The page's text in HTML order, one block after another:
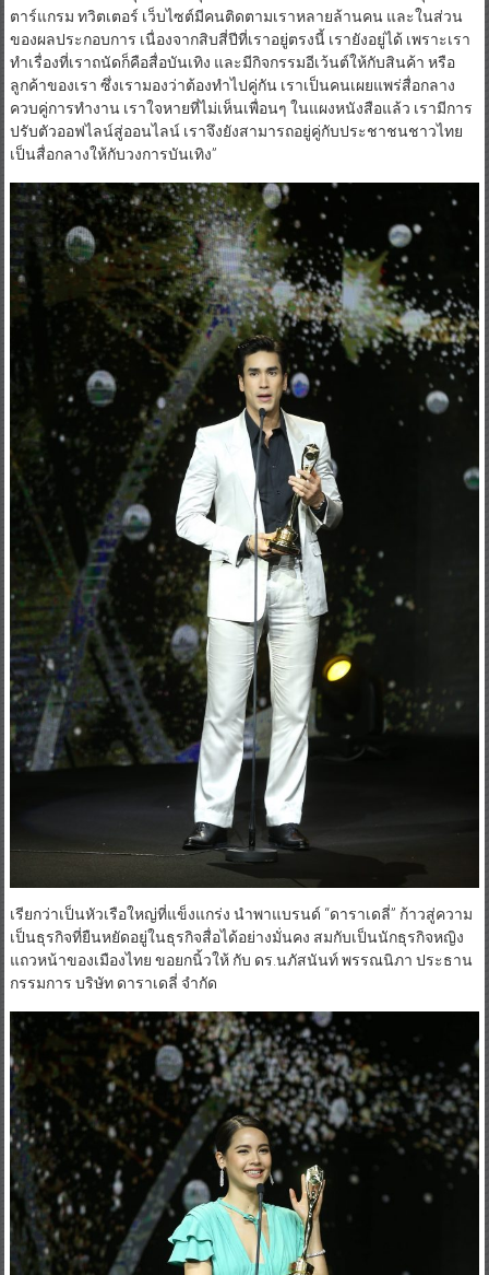
ตาร์แกรม ทวิตเตอร์ เว็บไซต์มีคนติดตามเราหลายล้านคน และในส่วน
ของผลประกอบการ เนื่องจากสิบสี่ปีที่เราอยู่ตรงนี้ เรายังอยู่ได้ เพราะเรา
ทำเรื่องที่เราถนัดก็คือสื่อบันเทิง และมีกิจกรรมอีเว้นต์ให้กับสินค้า หรือ
ลูกค้าของเรา ซึ่งเรามองว่าต้องทำไปคู่กัน เราเป็นคนเผยแพร่สื่อกลาง
ควบคู่การทำงาน เราใจหายที่ไม่เห็นเพื่อนๆ ในแผงหนังสือแล้ว เรามีการ
ปรับตัวออฟไลน์สู่ออนไลน์ เราจึงยังสามารถอยู่คู่กับประชาชนชาวไทย
เป็นสื่อกลางให้กับวงการบันเทิง”
เรียกว่าเป็นหัวเรือใหญ่ที่แข็งแกร่ง นำพาแบรนด์ “ดาราเดลี่” ก้าวสู่ความ
เป็นธุรกิจที่ยืนหยัดอยู่ในธุรกิจสื่อได้อย่างมั่นคง สมกับเป็นนักธุรกิจหญิง
แถวหน้าของเมืองไทย ขอยกนิ้วให้ กับ ดร.นภัสนันท์ พรรณนิภา ประธาน
กรรมการ บริษัท ดาราเดลี่ จำกัด